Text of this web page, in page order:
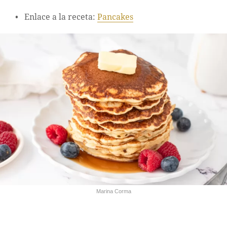
Enlace a la receta: Pancakes
Marina Corma